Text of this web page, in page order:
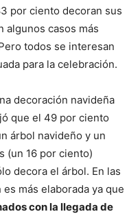
por ciento decoran sus
algunos casos más
todos se interesan
para la celebración.
decoración navideña
que el 49 por ciento
árbol navideño y un
(un 16 por ciento)
decora el árbol. En las
más elaborada ya que
con la llegada de